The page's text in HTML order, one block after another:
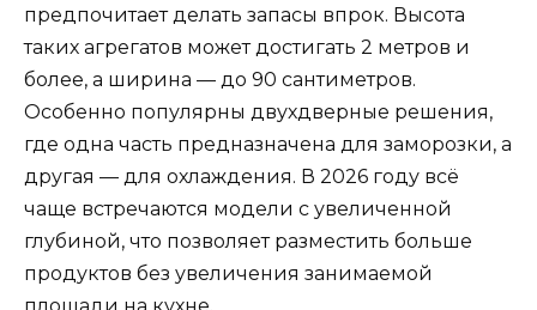
предпочитает делать запасы впрок. Высота
таких агрегатов может достигать 2 метров и
более, а ширина — до 90 сантиметров.
Особенно популярны двухдверные решения,
где одна часть предназначена для заморозки, а
другая — для охлаждения. В 2026 году всё
чаще встречаются модели с увеличенной
глубиной, что позволяет разместить больше
продуктов без увеличения занимаемой